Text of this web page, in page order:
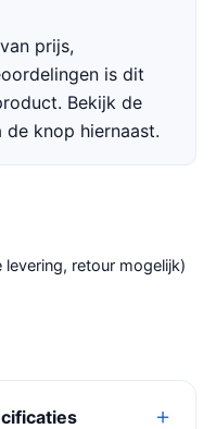
prijs,
is dit
Bekijk de
knop hiernaast.
retour mogelijk)